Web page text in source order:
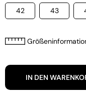
42 43
IN DEN